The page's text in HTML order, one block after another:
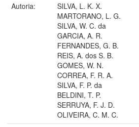
Autoria:
SILVA, L. K. X.
MARTORANO, L. G.
SILVA, W. C. da
GARCIA, A. R.
FERNANDES, G. B.
REIS, A. dos S. B.
GOMES, W. N.
CORREA, F. R. A.
SILVA, F. P. da
BELDINI, T. P.
SERRUYA, F. J. D.
OLIVEIRA, C. M. C.